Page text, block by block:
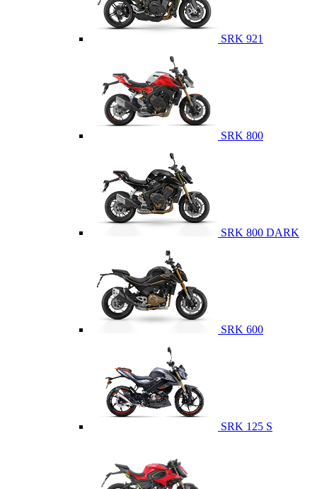
SRK 921
SRK 800
SRK 800 DARK
SRK 600
SRK 125 S